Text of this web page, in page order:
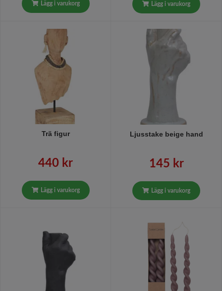
Lägg i varukorg Lägg i varukorg
Trä figur
440 kr
Lägg i varukorg
Ljusstake beige hand
145 kr
Lägg i varukorg